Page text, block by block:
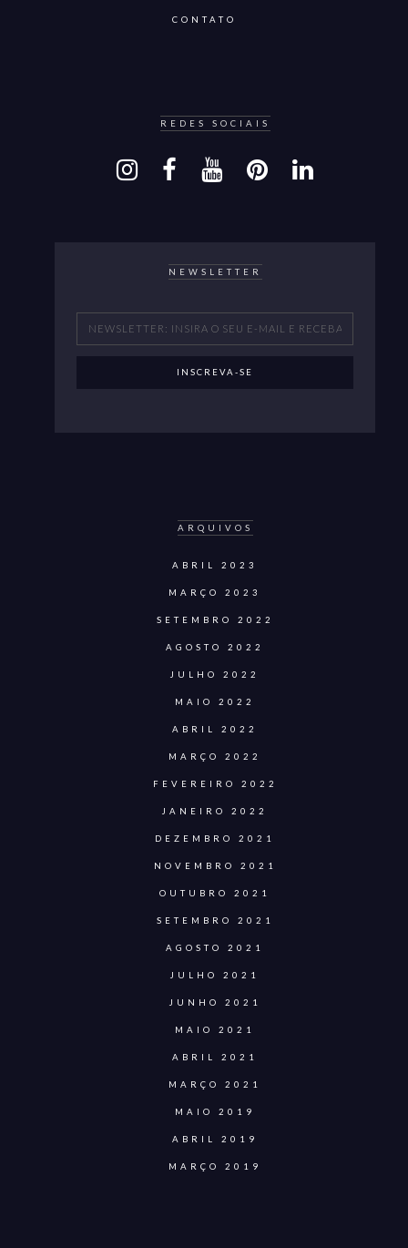
CONTATO
REDES SOCIAIS
NEWSLETTER
ARQUIVOS
ABRIL 2023
MARÇO 2023
SETEMBRO 2022
AGOSTO 2022
JULHO 2022
MAIO 2022
ABRIL 2022
MARÇO 2022
FEVEREIRO 2022
JANEIRO 2022
DEZEMBRO 2021
NOVEMBRO 2021
OUTUBRO 2021
SETEMBRO 2021
AGOSTO 2021
JULHO 2021
JUNHO 2021
MAIO 2021
ABRIL 2021
MARÇO 2021
MAIO 2019
ABRIL 2019
MARÇO 2019